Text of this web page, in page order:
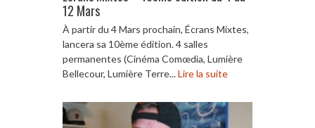
12 Mars
À partir du 4 Mars prochain, Écrans Mixtes,
lancera sa 10ème édition. 4 salles
permanentes (Cinéma Comœdia, Lumière
Bellecour, Lumière Terre...Lire la suite